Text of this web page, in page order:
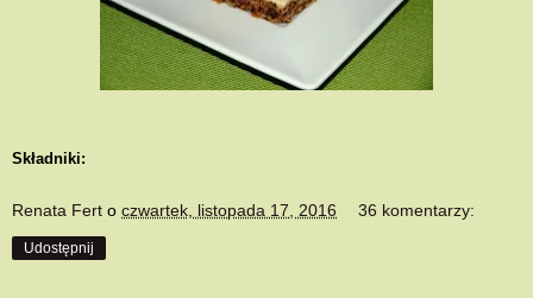
Składniki:
Renata Fert o czwartek, listopada 17, 2016 36 komentarzy:
Udostępnij